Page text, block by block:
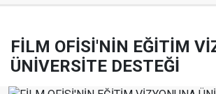
FİLM OFİSİ'NİN EĞİTİM
ÜNİVERSİTE DESTEĞİ